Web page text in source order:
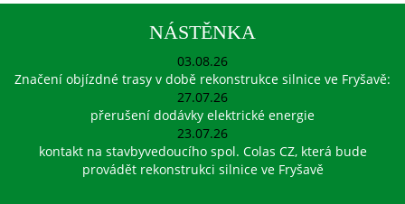
NÁSTĚNKA
03.08.26
Značení objízdné trasy v době rekonstrukce silnice ve Fryšavě:
27.07.26
přerušení dodávky elektrické energie
23.07.26
kontakt na stavbyvedoucího spol. Colas CZ, která bude
provádět rekonstrukci silnice ve Fryšavě